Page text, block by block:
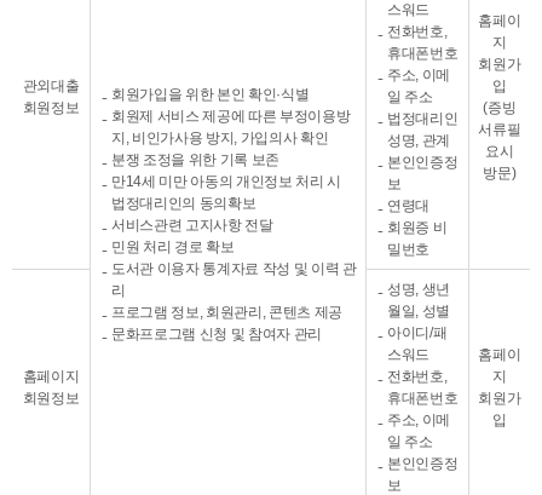
관외대출
회원정보
회원가입을 위한 본인 확인·식별
회원제 서비스 제공에 따른 부정이용방
지, 비인가사용 방지, 가입의사 확인
분쟁 조정을 위한 기록 보존
만14세 미만 아동의 개인정보 처리 시
법정대리인의 동의확보
서비스관련 고지사항 전달
민원 처리 경로 확보
도서관 이용자 통계자료 작성 및 이력 관
리
프로그램 정보, 회원관리, 콘텐츠 제공
문화프로그램 신청 및 참여자 관리
스워드
전화번호,
휴대폰번호
주소, 이메
일 주소
법정대리인
성명, 관계
본인인증정
보
연령대
회원증 비
밀번호
홈페이
지
회원가
입
(증빙
서류필
요시
방문)
홈페이지
회원정보
성명, 생년
월일, 성별
아이디/패
스워드
전화번호,
휴대폰번호
주소, 이메
일 주소
본인인증정
보
홈페이
지
회원가
입